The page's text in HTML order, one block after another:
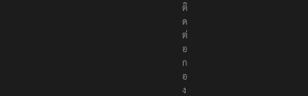
ติ
ด
ต่
อ
ก
อ
ง